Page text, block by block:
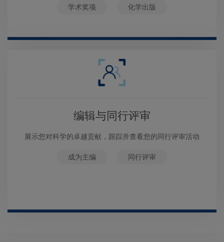
学术奖项 化学出版
编辑与同行评审
展示您对科学的卓越贡献，跟踪并查看您的同行评审活动
成为主编 同行评审